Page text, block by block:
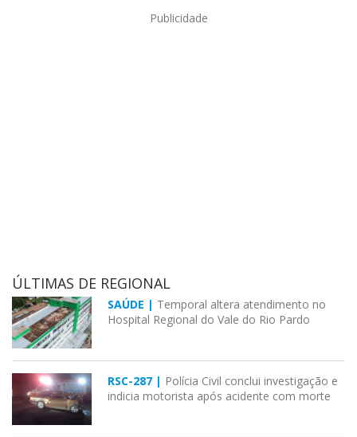
Publicidade
ÚLTIMAS DE REGIONAL
SAÚDE | Temporal altera atendimento no
Hospital Regional do Vale do Rio Pardo
RSC-287 | Polícia Civil conclui investigação e
indicia motorista após acidente com morte